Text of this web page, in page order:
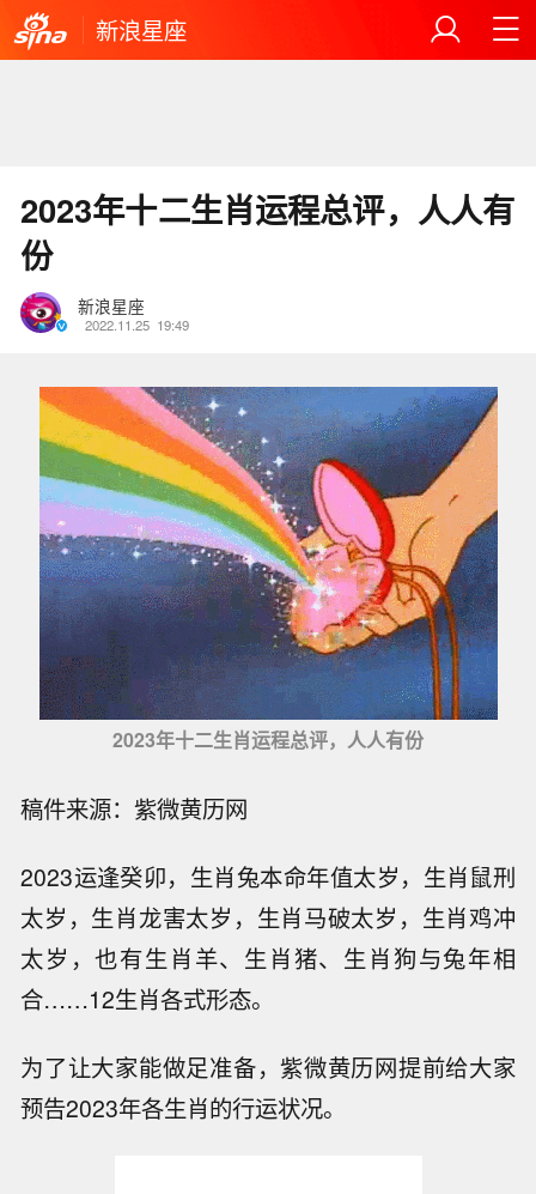
新浪星座
2023年十二生肖运程总评，人人有
份
新浪星座
2022.11.25 19:49
2023年十二生肖运程总评，人人有份
稿件来源：紫微黄历网
2023运逢癸卯，生肖兔本命年值太岁，生肖鼠刑
太岁，生肖龙害太岁，生肖马破太岁，生肖鸡冲
太岁，也有生肖羊、生肖猪、生肖狗与兔年相
合……12生肖各式形态。
为了让大家能做足准备，紫微黄历网提前给大家
预告2023年各生肖的行运状况。